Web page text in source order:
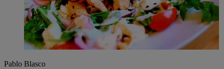
Pablo Blasco